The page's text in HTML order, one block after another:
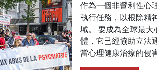
作為一個非營利性心
執行任務，以根除精
域。 要成為全球最
體，它已經協助立法
當心理健康治療的侵害